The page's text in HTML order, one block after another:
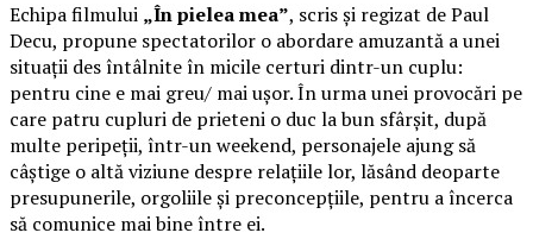
Echipa filmului „În pielea mea”, scris și regizat de Paul
Decu, propune spectatorilor o abordare amuzantă a unei
situații des întâlnite în micile certuri dintr-un cuplu:
pentru cine e mai greu/ mai ușor. În urma unei provocări pe
care patru cupluri de prieteni o duc la bun sfârșit, după
multe peripeții, într-un weekend, personajele ajung să
câștige o altă viziune despre relațiile lor, lăsând deoparte
presupunerile, orgoliile și preconcepțiile, pentru a încerca
să comunice mai bine între ei.